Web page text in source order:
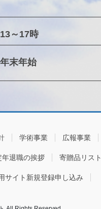
～17時
末年始
学術事業 広報事業
年退職の挨拶 寄贈品リスト
サイト新規登録申し込み